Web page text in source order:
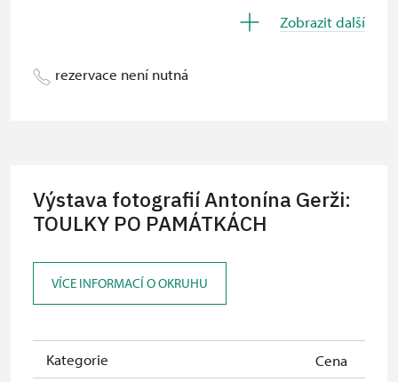
Pedagogický dozor (pro školní
Karta zaměstnance s QR kódem MKneposkytuje se
Průkaz ICOMOS *
Jednorázové vstupenky vydané NPÚ
zdarma
Zobrazit další
rezervace není nutná
Výstava fotografií Antonína Gerži:
TOULKY PO PAMÁTKÁCH
VÍCE INFORMACÍ O OKRUHU
Kategorie
Cena